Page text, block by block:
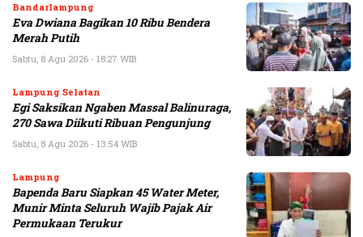
Bandarlampung
Eva Dwiana Bagikan 10 Ribu Bendera
Merah Putih
Sabtu, 8 Agu 2026 - 18:27 WIB
Lampung Selatan
Egi Saksikan Ngaben Massal Balinuraga,
270 Sawa Diikuti Ribuan Pengunjung
Sabtu, 8 Agu 2026 - 13:54 WIB
Lampung
Bapenda Baru Siapkan 45 Water Meter,
Munir Minta Seluruh Wajib Pajak Air
Permukaan Terukur